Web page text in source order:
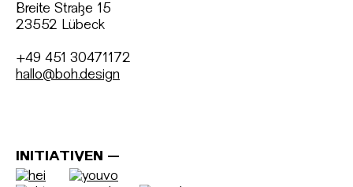
Breite Straße 15
23552 Lübeck
+49 451 30471172
hallo@boh.design
INITIATIVEN